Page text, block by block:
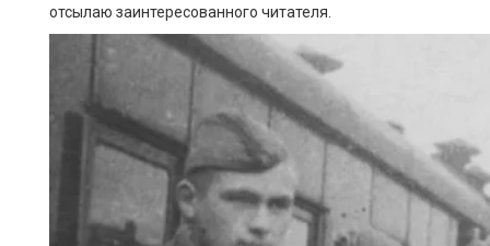
отсылаю заинтересованного читателя.